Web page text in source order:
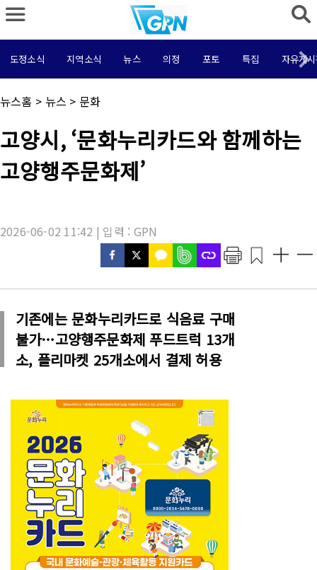
도정소식 지역소식 뉴스 의정 포토 특집 자유게
채
널
뉴스홈 > 뉴스 > 문화
기
사
목
:
고양시, ‘문화누리카드와 함께하는
고양행주문화제’
2026-06-02 11:42 | 입력 : GPN
기존에는 문화누리카드로 식음료 구매
불가…고양행주문화제 푸드트럭 13개
소, 플리마켓 25개소에서 결제 허용